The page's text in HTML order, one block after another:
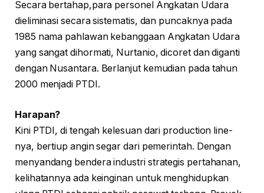
Secara bertahap,para personel Angkatan Udara
dieliminasi secara sistematis, dan puncaknya pada
1985 nama pahlawan kebanggaan Angkatan Udara
yang sangat dihormati, Nurtanio, dicoret dan diganti
dengan Nusantara. Berlanjut kemudian pada tahun
2000 menjadi PTDI.
Harapan?
Kini PTDI, di tengah kelesuan dari production line-
nya, bertiup angin segar dari pemerintah. Dengan
menyandang bendera industri strategis pertahanan,
kelihatannya ada keinginan untuk menghidupkan